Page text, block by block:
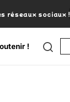
réseaux sociaux !
! Search